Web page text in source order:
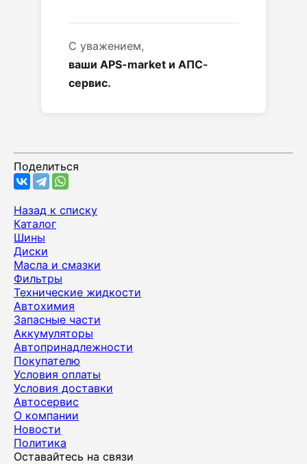
С уважением,
ваши APS-market и АПС-
сервис.
Поделиться
Назад к списку
Каталог
Шины
Диски
Масла и смазки
Фильтры
Технические жидкости
Автохимия
Запасные части
Аккумуляторы
Автопринадлежности
Покупателю
Условия оплаты
Условия доставки
Автосервис
О компании
Новости
Политика
Оставайтесь на связи